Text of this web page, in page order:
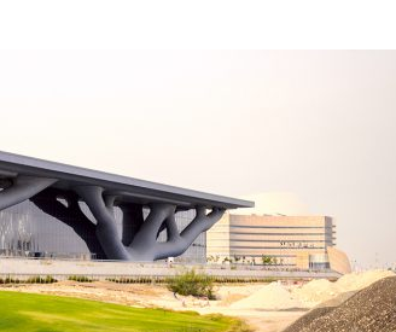
ELEVAR TU ESPACIO
SAINT-GOBAIN IMPTEK – XI CONVENCIÓN
INTERNACIONAL